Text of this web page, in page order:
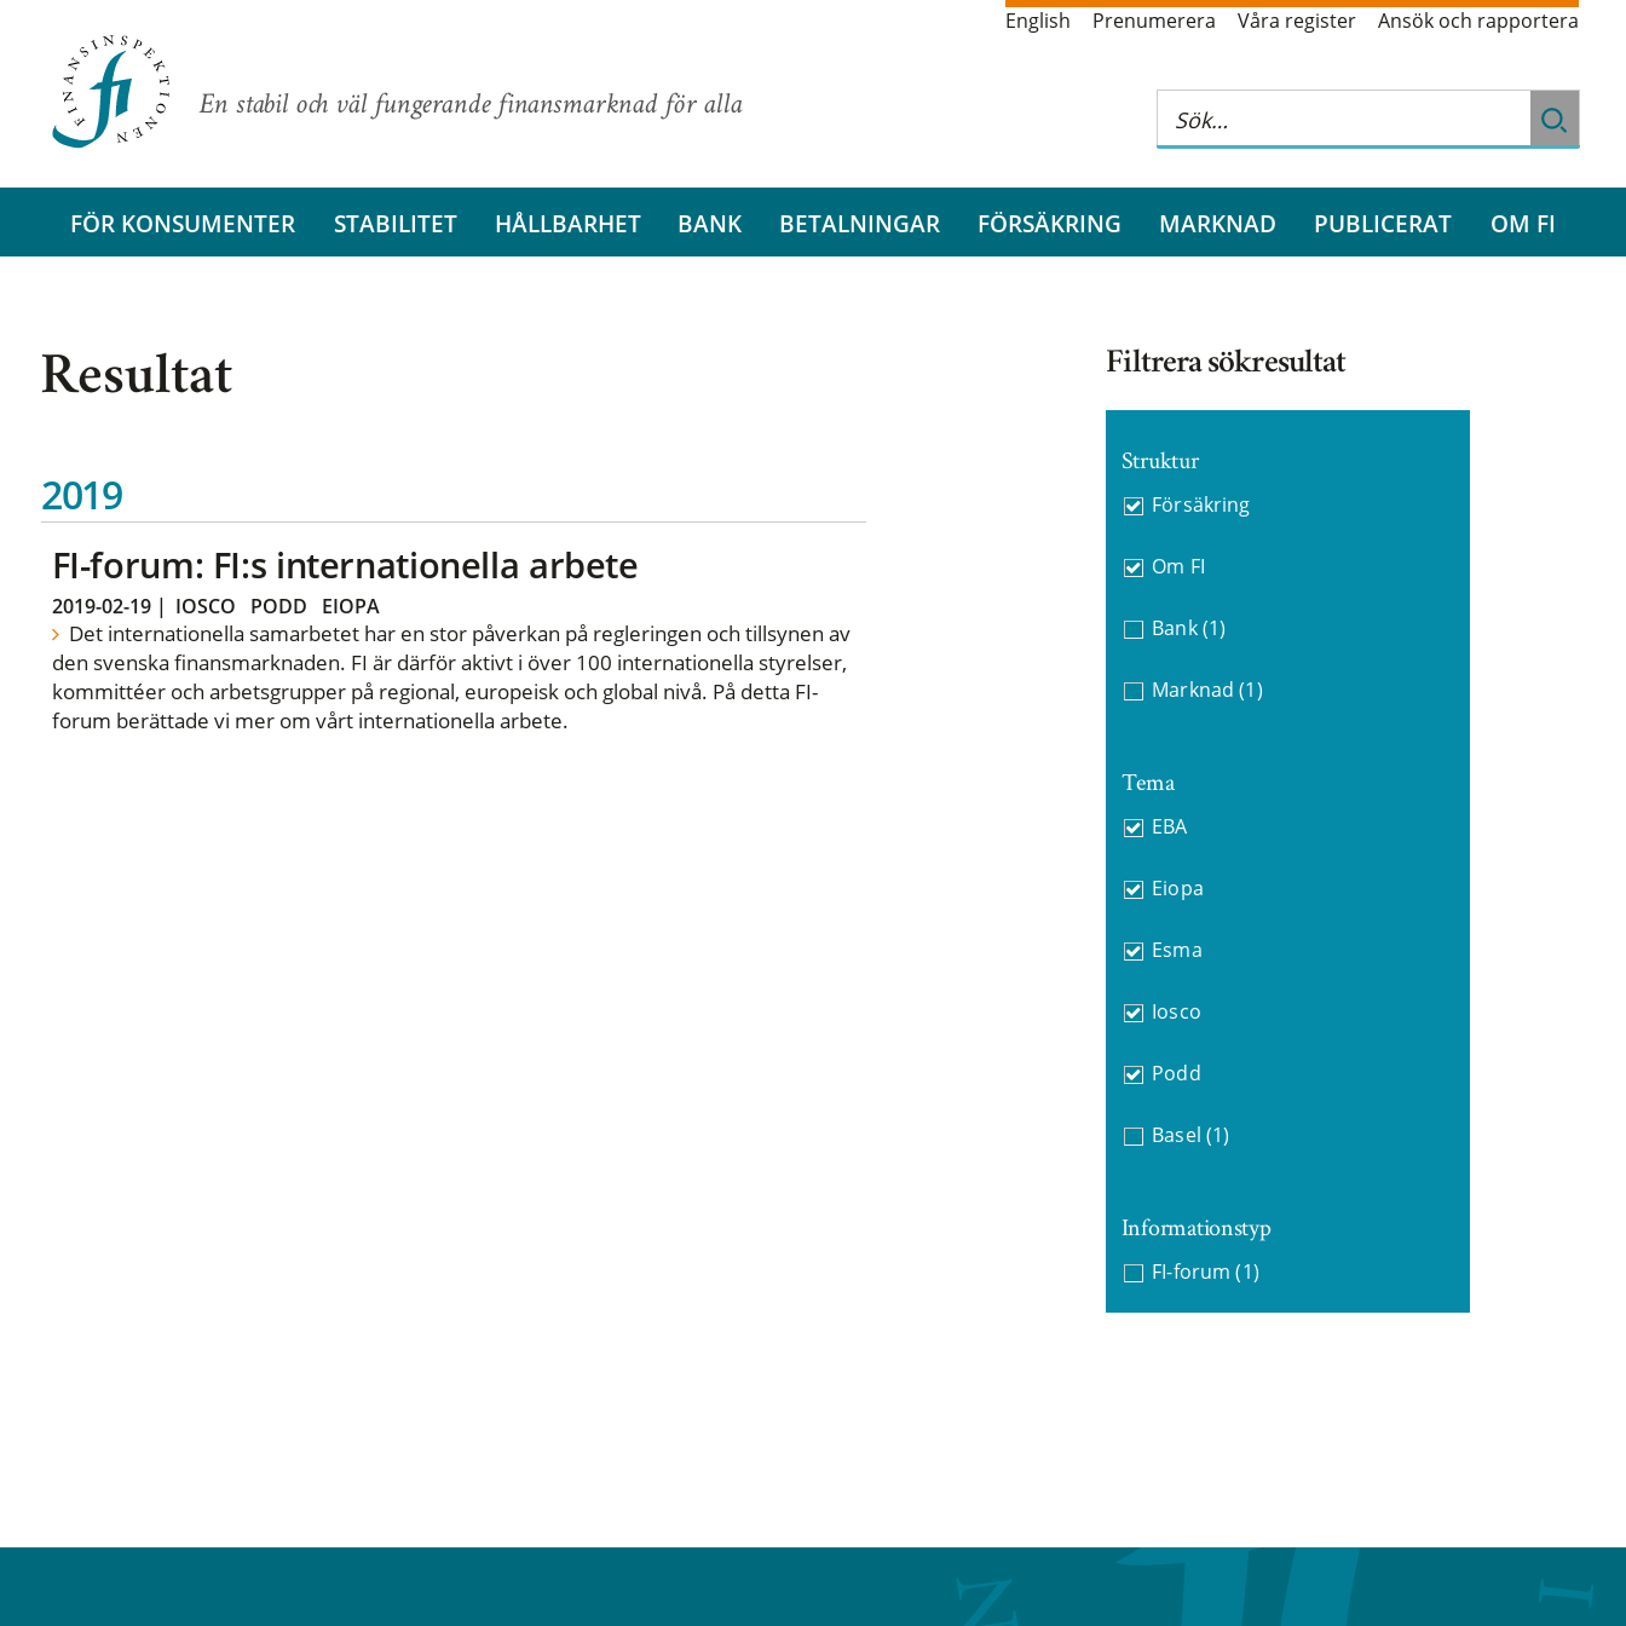
En stabil och väl fungerande finansmarknad för alla
English Prenumerera Våra register Ansök och rapportera
FÖR KONSUMENTER STABILITET HÅLLBARHET BANK BETALNINGAR FÖRSÄKRING MARKNAD PUBLICERAT OM FI
Resultat
2019
FI-forum: FI:s internationella arbete
2019-02-19| IOSCO PODD EIOPA
Det internationella samarbetet har en stor påverkan på regleringen och tillsynen av
den svenska finansmarknaden. FI är därför aktivt i över 100 internationella styrelser,
kommittéer och arbetsgrupper på regional, europeisk och global nivå. På detta FI-
forum berättade vi mer om vårt internationella arbete.
Filtrera sökresultat
Struktur
Försäkring
Om FI
Bank (1)
Marknad (1)
Tema
EBA
Eiopa
Esma
Iosco
Podd
Basel (1)
Informationstyp
FI-forum (1)